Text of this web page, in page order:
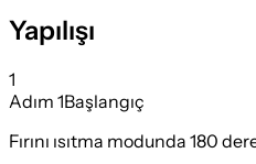
Yapılışı
1
Adım 1Başlangıç
Fırını ısıtma modunda 180